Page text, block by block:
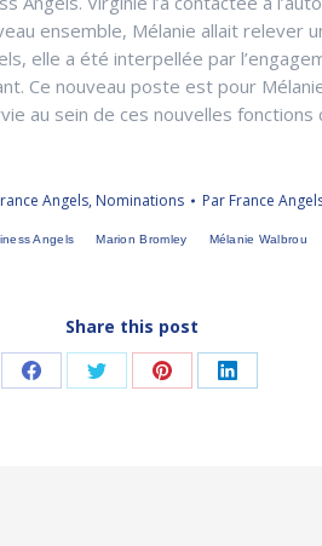
ensemble, Mélanie allait relever
elle a été interpellée par
Ce nouveau poste est pour
au sein de ces nouvelles fonctions
Angels, Nominations Par France
Angels Marion Bromley Mélanie Walbrou
Share this post
PartagerPartagerPartagerPartager